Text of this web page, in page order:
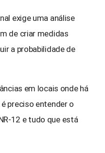
exige uma análise
de criar medidas
a probabilidade de
em locais onde há
preciso entender o
12 e tudo que está